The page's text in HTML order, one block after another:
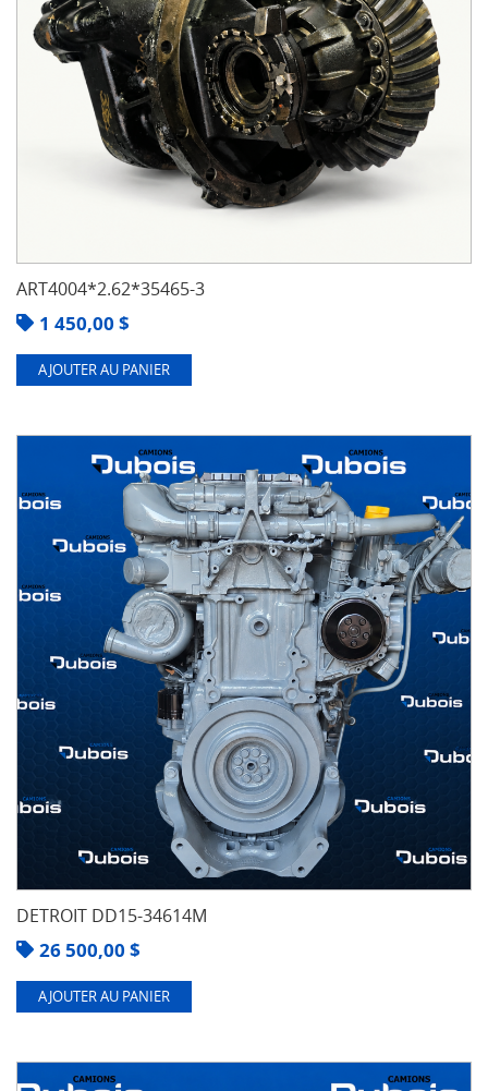
ART4004*2.62*35465-3
1 450,00 $
AJOUTER AU PANIER
DETROIT DD15-34614M
26 500,00 $
AJOUTER AU PANIER